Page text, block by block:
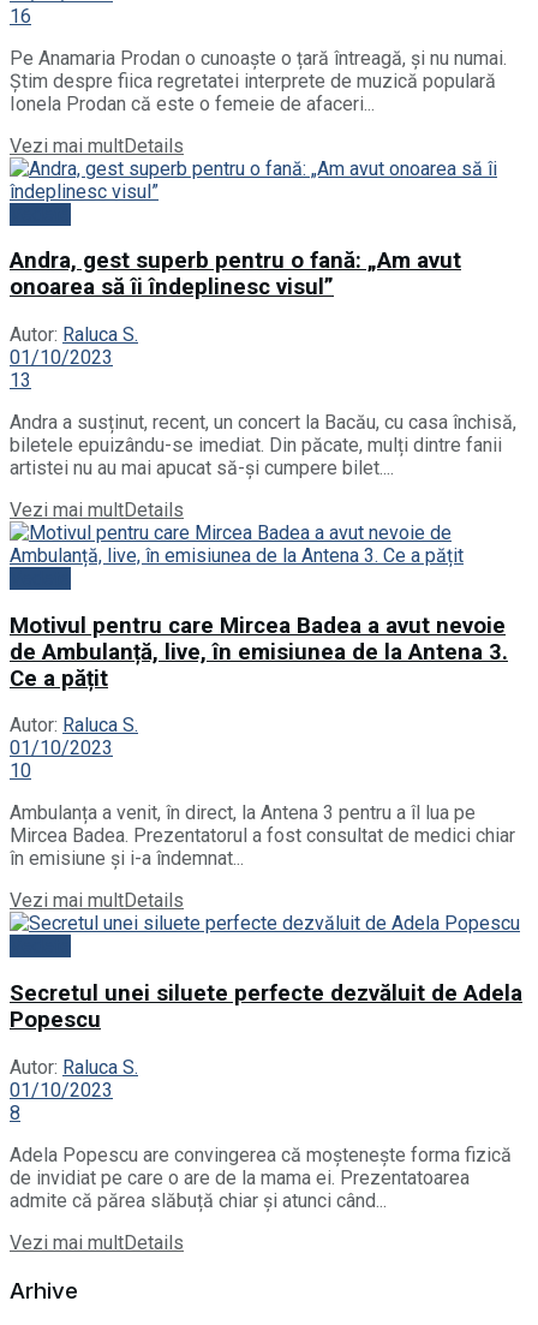
16
Pe Anamaria Prodan o cunoaște o țară întreagă, și nu numai.
Știm despre fiica regretatei interprete de muzică populară
Ionela Prodan că este o femeie de afaceri...
Vezi mai multDetails
Andra, gest superb pentru o fană: „Am avut
onoarea să îi îndeplinesc visul”
Autor: Raluca S.
01/10/2023
13
Andra a susținut, recent, un concert la Bacău, cu casa închisă,
biletele epuizându-se imediat. Din păcate, mulți dintre fanii
artistei nu au mai apucat să-și cumpere bilet....
Vezi mai multDetails
Motivul pentru care Mircea Badea a avut nevoie
de Ambulanță, live, în emisiunea de la Antena 3.
Ce a pățit
Autor: Raluca S.
01/10/2023
10
Ambulanța a venit, în direct, la Antena 3 pentru a îl lua pe
Mircea Badea. Prezentatorul a fost consultat de medici chiar
în emisiune și i-a îndemnat...
Vezi mai multDetails
Secretul unei siluete perfecte dezvăluit de Adela
Popescu
Autor: Raluca S.
01/10/2023
8
Adela Popescu are convingerea că moștenește forma fizică
de invidiat pe care o are de la mama ei. Prezentatoarea
admite că părea slăbuță chiar și atunci când...
Vezi mai multDetails
Arhive